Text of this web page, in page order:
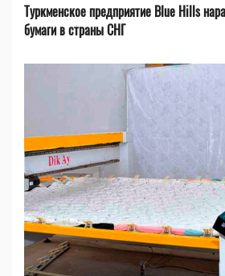
Туркменское предприятие Blue Hills
бумаги в страны СНГ